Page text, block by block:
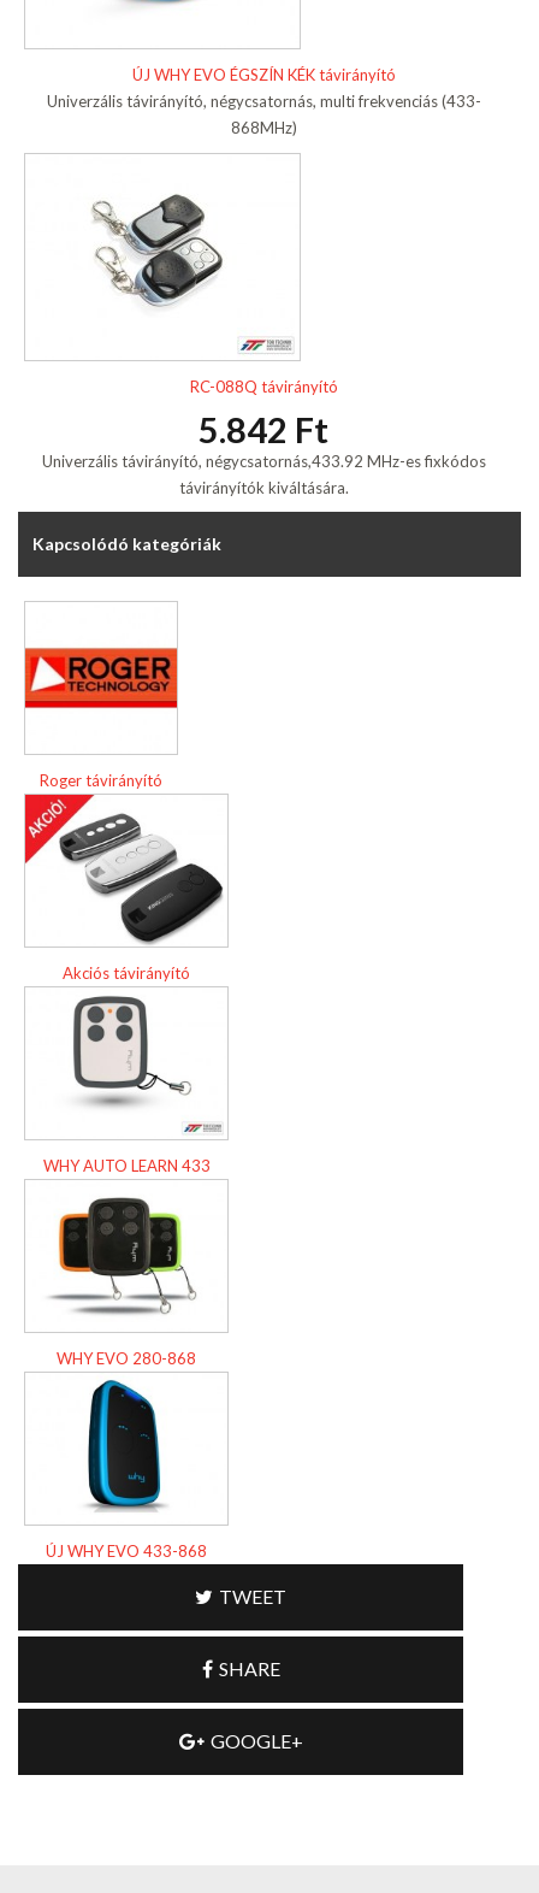
ÚJ WHY EVO ÉGSZÍN KÉK távirányító
Univerzális távirányító, négycsatornás, multi frekvenciás (433-
868MHz)
RC-088Q távirányító
5.842 Ft
Univerzális távirányító, négycsatornás,433.92 MHz-es fixkódos
távirányítók kiváltására.
Kapcsolódó kategóriák
Roger távirányító
Akciós távirányító
WHY AUTO LEARN 433
WHY EVO 280-868
ÚJ WHY EVO 433-868
TWEET
SHARE
GOOGLE+